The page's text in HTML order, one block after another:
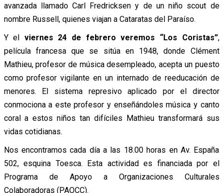
avanzada llamado Carl Fredricksen y de un niño scout de
nombre Russell, quienes viajan a Cataratas del Paraíso.
Y el viernes 24 de febrero veremos “Los Coristas”,
película francesa que se sitúa en 1948, donde Clément
Mathieu, profesor de música desempleado, acepta un puesto
como profesor vigilante en un internado de reeducación de
menores. El sistema represivo aplicado por el director
conmociona a este profesor y enseñándoles música y canto
coral a estos niños tan difíciles Mathieu transformará sus
vidas cotidianas.
Nos encontramos cada día a las 18.00 horas en Av. España
502, esquina Toesca. Esta actividad es financiada por el
Programa de Apoyo a Organizaciones Culturales
Colaboradoras (PAOCC).